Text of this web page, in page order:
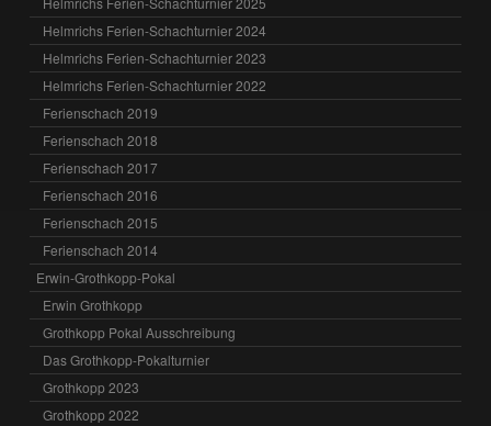
Helmrichs Ferien-Schachturnier 2024
Helmrichs Ferien-Schachturnier 2023
Helmrichs Ferien-Schachturnier 2022
Ferienschach 2019
Ferienschach 2018
Ferienschach 2017
Ferienschach 2016
Ferienschach 2015
Ferienschach 2014
Erwin-Grothkopp-Pokal
Erwin Grothkopp
Grothkopp Pokal Ausschreibung
Das Grothkopp-Pokalturnier
Grothkopp 2023
Grothkopp 2022